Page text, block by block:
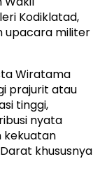
Kodiklatad,
upacara militer
Wiratama
prajurit atau
tinggi,
nyata
kekuatan
khususnya